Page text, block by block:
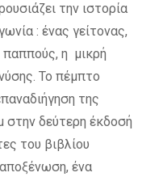
την ιστορία
: ένας γείτονας,
παππούς, η μικρή
Το πέμπτο
της
στην δεύτερη έκδοσή
του βιβλίου
ένα